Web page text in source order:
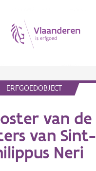
ERFGOEDOBJECT
van de
van Sint-
Neri